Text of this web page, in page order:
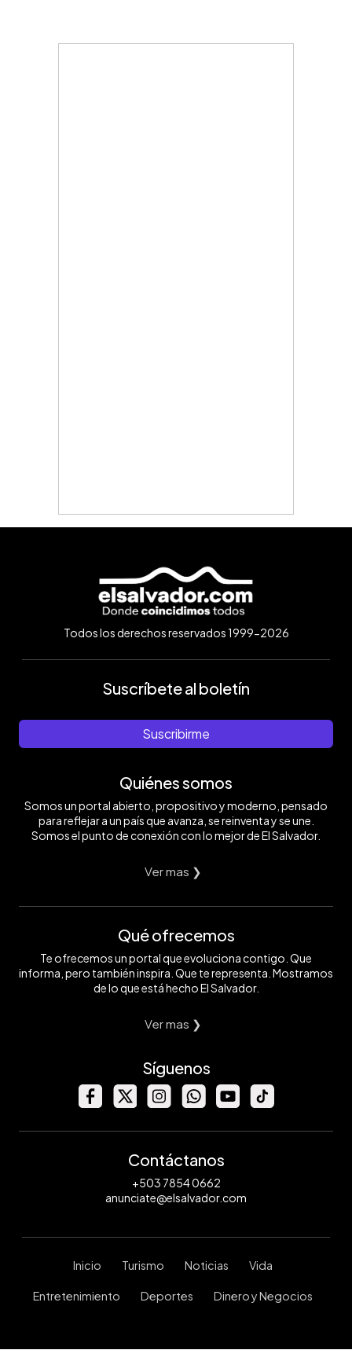
Todos los derechos reservados 1999-2026
Suscríbete al boletín
Suscribirme
Quiénes somos
Somos un portal abierto, propositivo y moderno, pensado
para reflejar a un país que avanza, se reinventa y se une.
Somos el punto de conexión con lo mejor de El Salvador.
Ver mas ❯
Qué ofrecemos
Te ofrecemos un portal que evoluciona contigo. Que
informa, pero también inspira. Que te representa. Mostramos
de lo que está hecho El Salvador.
Ver mas ❯
Síguenos
Contáctanos
+503 7854 0662
anunciate@elsalvador.com
Inicio Turismo Noticias Vida
Entretenimiento Deportes Dinero y Negocios